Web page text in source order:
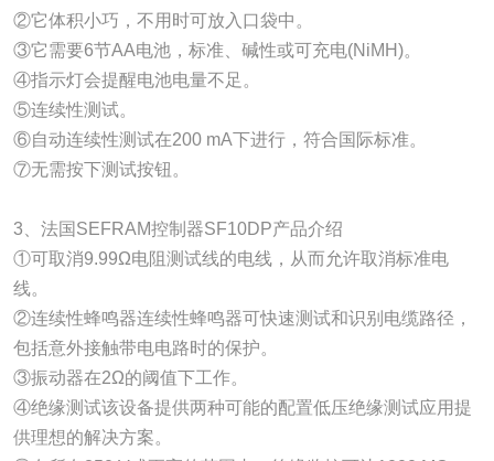
②它体积小巧，不用时可放入口袋中。
③它需要6节AA电池，标准、碱性或可充电(NiMH)。
④指示灯会提醒电池电量不足。
⑤连续性测试。
⑥自动连续性测试在200 mA下进行，符合国际标准。
⑦无需按下测试按钮。
3、法国SEFRAM控制器SF10DP产品介绍
①可取消9.99Ω电阻测试线的电线，从而允许取消标准电
线。
②连续性蜂鸣器连续性蜂鸣器可快速测试和识别电缆路径，
包括意外接触带电电路时的保护。
③振动器在2Ω的阈值下工作。
④绝缘测试该设备提供两种可能的配置低压绝缘测试应用提
供理想的解决方案。